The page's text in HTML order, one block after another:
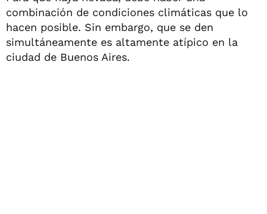
combinación de condiciones climáticas que lo
hacen posible. Sin embargo, que se den
simultáneamente es altamente atípico en la
ciudad de Buenos Aires.